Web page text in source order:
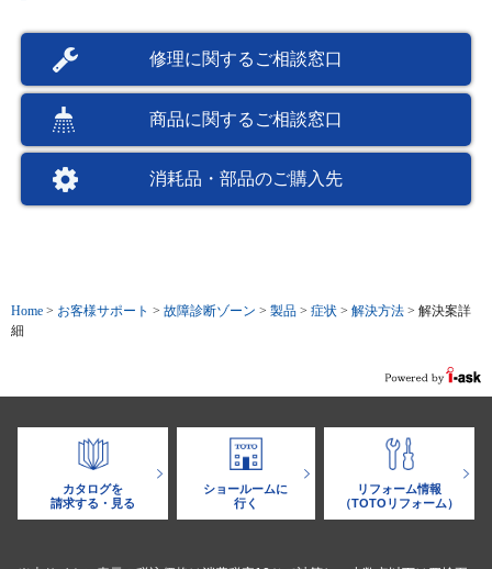
修理に関するご相談窓口
商品に関するご相談窓口
消耗品・部品のご購入先
Home > お客様サポート > 故障診断ゾーン > 製品 > 症状 > 解決方法 > 解決案詳
細
カタログを
請求する・見る
ショールームに
行く
リフォーム情報
（TOTOリフォーム）